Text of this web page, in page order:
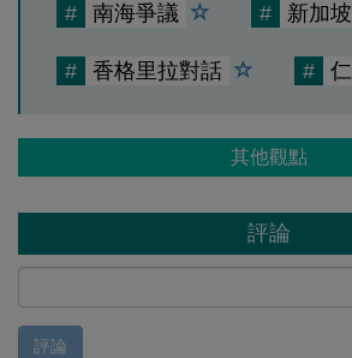
# 南海爭議 # 新加坡
# 香格里拉對話 #
其他觀點
評論
評論